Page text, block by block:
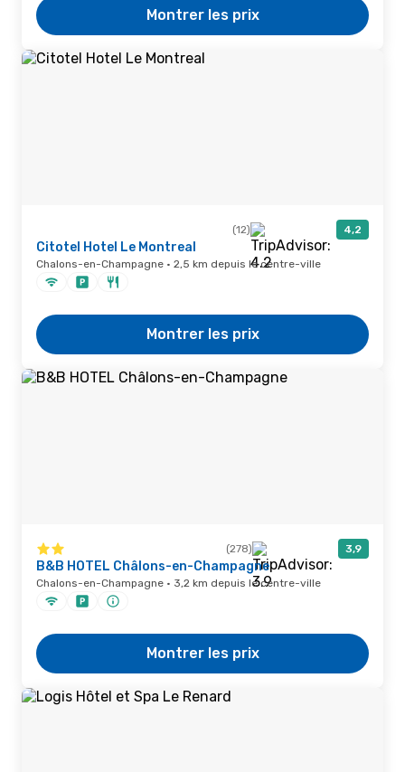
Montrer les prix
(12) 4,2
Citotel Hotel Le Montreal
Chalons-en-Champagne · 2,5 km depuis le centre-ville
Montrer les prix
(278) 3,9
B&B HOTEL Châlons-en-Champagne
Chalons-en-Champagne · 3,2 km depuis le centre-ville
Montrer les prix